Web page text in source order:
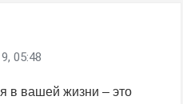
05:48
в вашей жизни – это